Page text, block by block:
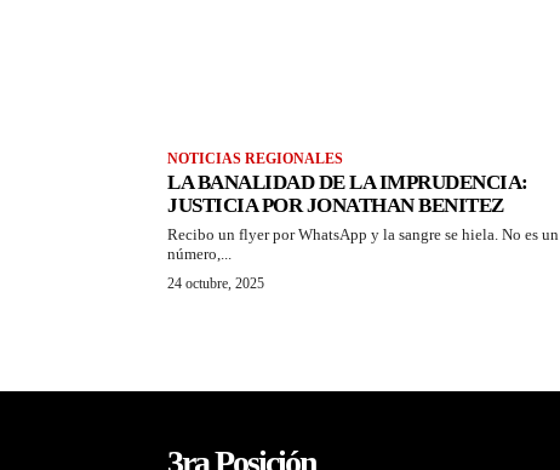
NOTICIAS REGIONALES
LA BANALIDAD DE LA IMPRUDENCIA:
JUSTICIA POR JONATHAN BENITEZ
Recibo un flyer por WhatsApp y la sangre se hiela. No es un
número,...
24 octubre, 2025